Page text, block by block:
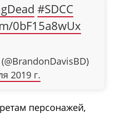
#SDCC
0bF15a8wUx
2019 г.
персонажей,